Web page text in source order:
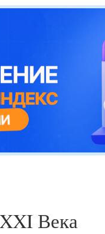
Японские
Школа
Шьем
Века